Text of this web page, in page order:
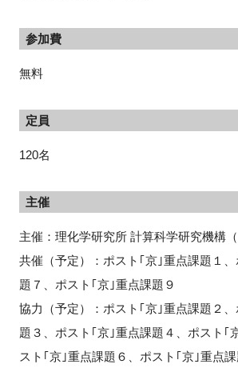
参加費
無料
定員
120名
主催
主催：理化学研究所 計算科学研究機構（
共催（予定）： ポスト｢京｣重点課題１
題７、ポスト｢京｣重点課題９
協力（予定）： ポスト｢京｣重点課題２
題３、ポスト｢京｣重点課題４、ポスト｢
スト｢京｣重点課題６、ポスト｢京｣重点